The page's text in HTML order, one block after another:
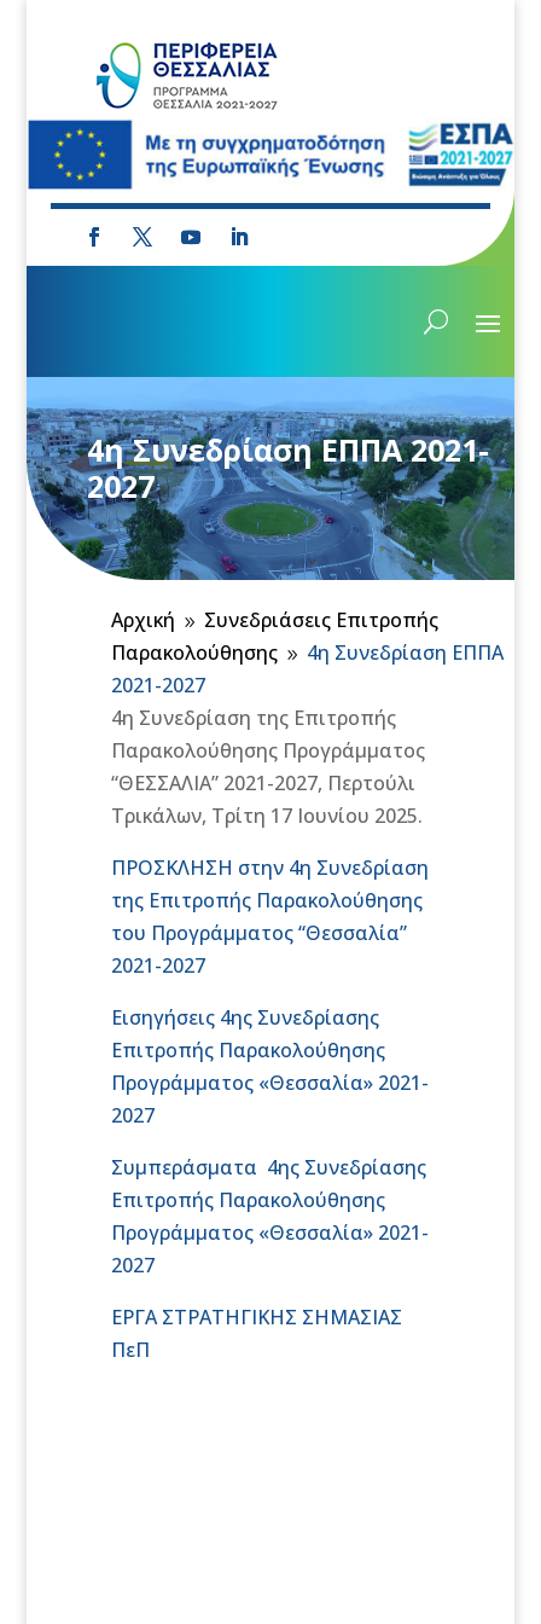
4η Συνεδρίαση ΕΠΠΑ 2021-
2027
Αρχική 9 Συνεδριάσεις Επιτροπής
Παρακολούθησης 9 4η Συνεδρίαση ΕΠΠΑ
2021-2027
4η Συνεδρίαση της Επιτροπής
Παρακολούθησης Προγράμματος
“ΘΕΣΣΑΛΙΑ” 2021-2027, Περτούλι
Τρικάλων, Τρίτη 17 Ιουνίου 2025.
ΠΡΟΣΚΛΗΣΗ στην 4η Συνεδρίαση
της Επιτροπής Παρακολούθησης
του Προγράμματος “Θεσσαλία”
2021-2027
Εισηγήσεις 4ης Συνεδρίασης
Επιτροπής Παρακολούθησης
Προγράμματος «Θεσσαλία» 2021-
2027
Συμπεράσματα 4ης Συνεδρίασης
Επιτροπής Παρακολούθησης
Προγράμματος «Θεσσαλία» 2021-
2027
ΕΡΓΑ ΣΤΡΑΤΗΓΙΚΗΣ ΣΗΜΑΣΙΑΣ
ΠεΠ